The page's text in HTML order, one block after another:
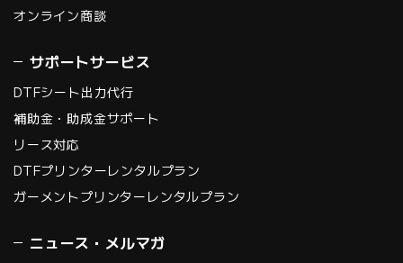
オンライン商談
サポートサービス
DTFシート出力代行
補助金・助成金サポート
リース対応
DTFプリンターレンタルプラン
ガーメントプリンターレンタルプラン
ニュース・メルマガ